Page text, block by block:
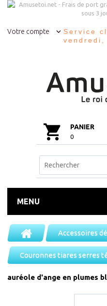
Votre compte
Service
vendredi,
PANIER
0
MENU
Accessoires
Couronnes tiares serres
auréole d'ange en plumes